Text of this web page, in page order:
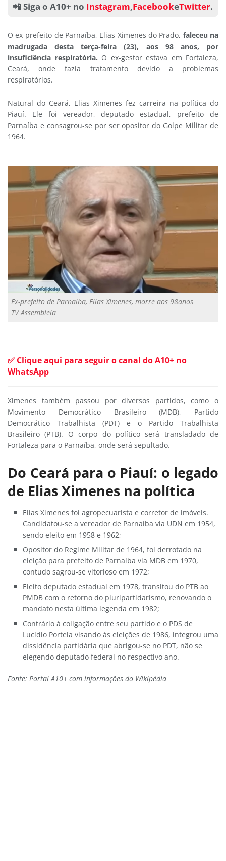
📲 Siga o A10+ no Instagram,FacebookeTwitter.
O ex-prefeito de Parnaíba, Elias Ximenes do Prado, faleceu na
madrugada desta terça-feira (23), aos 98 anos, por
insuficiência respiratória. O ex-gestor estava em Fortaleza,
Ceará, onde fazia tratamento devido a problemas
respiratórios.
Natural do Ceará, Elias Ximenes fez carreira na política do
Piauí. Ele foi vereador, deputado estadual, prefeito de
Parnaíba e consagrou-se por ser opositor do Golpe Militar de
1964.
Ex-prefeito de Parnaíba, Elias Ximenes, morre aos 98anos
TV Assembleia
✅ Clique aqui para seguir o canal do A10+ no
WhatsApp
Ximenes também passou por diversos partidos, como o
Movimento Democrático Brasileiro (MDB), Partido
Democrático Trabalhista (PDT) e o Partido Trabalhista
Brasileiro (PTB). O corpo do político será transladado de
Fortaleza para o Parnaíba, onde será sepultado.
Do Ceará para o Piauí: o legado
de Elias Ximenes na política
Elias Ximenes foi agropecuarista e corretor de imóveis.
Candidatou-se a vereador de Parnaíba via UDN em 1954,
sendo eleito em 1958 e 1962;
Opositor do Regime Militar de 1964, foi derrotado na
eleição para prefeito de Parnaíba via MDB em 1970,
contudo sagrou-se vitorioso em 1972;
Eleito deputado estadual em 1978, transitou do PTB ao
PMDB com o retorno do pluripartidarismo, renovando o
mandato nesta última legenda em 1982;
Contrário à coligação entre seu partido e o PDS de
Lucídio Portela visando às eleições de 1986, integrou uma
dissidência partidária que abrigou-se no PDT, não se
elegendo deputado federal no respectivo ano.
Fonte: Portal A10+ com informações do Wikipédia